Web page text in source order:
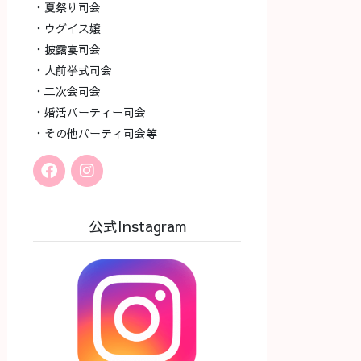
・夏祭り司会
・ウグイス嬢
・披露宴司会
・人前挙式司会
・二次会司会
・婚活パーティー司会
・その他パーティ司会等
公式Instagram